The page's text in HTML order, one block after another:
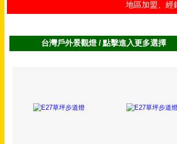
地區加盟 經
台灣戶外景觀燈 / 點擊進入更多選擇